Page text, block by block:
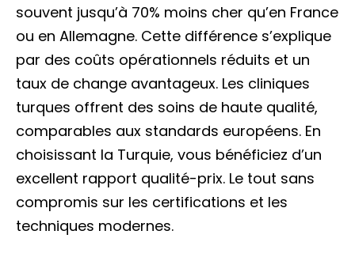
souvent jusqu’à 70% moins cher qu’en France
ou en Allemagne. Cette différence s’explique
par des coûts opérationnels réduits et un
taux de change avantageux. Les cliniques
turques offrent des soins de haute qualité,
comparables aux standards européens. En
choisissant la Turquie, vous bénéficiez d’un
excellent rapport qualité-prix. Le tout sans
compromis sur les certifications et les
techniques modernes.